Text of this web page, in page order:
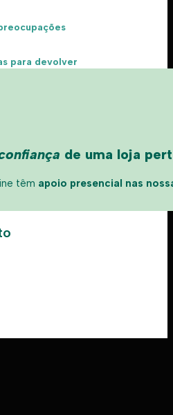
para devolver
de uma loja
têm apoio presencial nas